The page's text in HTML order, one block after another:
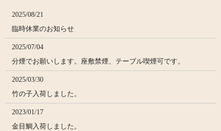
2025/08/21
臨時休業のお知らせ
2025/07/04
分煙でお願いします。座敷禁煙、テーブル喫煙可です。
2025/03/30
竹の子入荷しました。
2023/01/17
金目鯛入荷しました。